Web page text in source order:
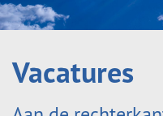
Vacatures